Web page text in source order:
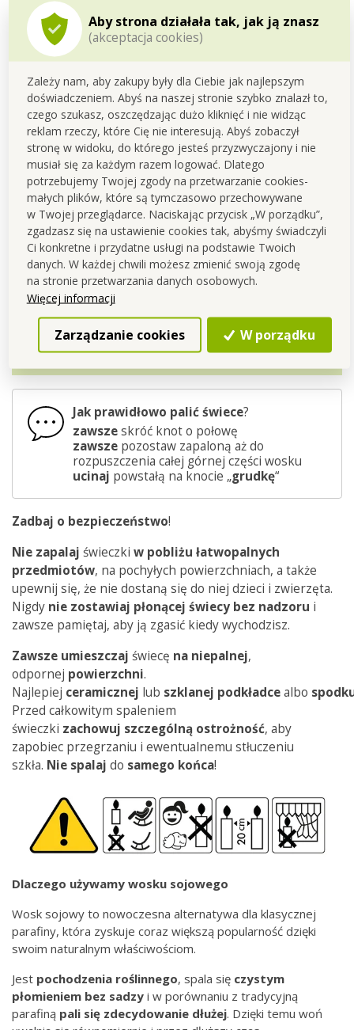
Aby strona działała tak, jak ją znasz
(akceptacja cookies)
Zależy nam, aby zakupy były dla Ciebie jak najlepszym
doświadczeniem. Abyś na naszej stronie szybko znalazł to,
czego szukasz, oszczędzając dużo kliknięć i nie widząc
reklam rzeczy, które Cię nie interesują. Abyś zobaczył
stronę w widoku, do którego jesteś przyzwyczajony i nie
musiał się za każdym razem logować. Dlatego
potrzebujemy Twojej zgody na przetwarzanie cookies-
małych plików, które są tymczasowo przechowywane
w Twojej przeglądarce. Naciskając przycisk „W porządku”,
zgadzasz się na ustawienie cookies tak, abyśmy świadczyli
Ci konkretne i przydatne usługi na podstawie Twoich
danych. W każdej chwili możesz zmienić swoją zgodę
na stronie przetwarzania danych osobowych.
Więcej informacji
Zarządzanie cookies W porządku
SOJOWA EKO świeca ZAPACHOWA
eko sojowy wosk
-ekobawełnianyknot
eko opakowaniez nadającego się do recyklingu szkła z
bambusowym wieczkiem
Czaspalenia do 60 GODZIN
Wymiary: świeca- średnica 8 cm, wysokość 10 cm,
opakowanie (kartonowe pudełko)- 8,5 x 8,5 x 10,5 cm.
Ponieważ jest to produkcja
ręczna, ilość
wyprodukowanych sztuk jest
ograniczona.
Jak prawidłowo palić świece?
zawszeskróć knot o połowę
zawszepozostaw zapaloną aż do
rozpuszczenia całej górnej części wosku
ucinaj powstałą na knocie „grudkę“
Zadbaj o bezpieczeństwo!
Nie zapalaj świeczki w pobliżu łatwopalnych
przedmiotów, na pochyłych powierzchniach, a także
upewnij się, że nie dostaną się do niej dzieci i zwierzęta.
Nigdy nie zostawiaj płonącej świecy bez nadzoru i
zawsze pamiętaj, aby ją zgasić kiedy wychodzisz.
Zawsze umieszczaj świecę na niepalnej,
odpornej powierzchni.
Najlepiej ceramicznej lub szklanej podkładcealbo
Przed całkowitym spaleniem
świeczki zachowuj szczególną ostrożność, aby
zapobiec przegrzaniu i ewentualnemu stłuczeniu
szkła. Nie spalaj do samego końca!
Dlaczego używamy wosku sojowego
Wosk sojowy to nowoczesna alternatywa dla klasycznej
parafiny, która zyskuje coraz większą popularność dzięki
swoim naturalnym właściwościom.
Jest pochodzenia roślinnego, spala się czystym
płomieniem bez sadzy i w porównaniu z tradycyjną
parafiną pali się zdecydowanie dłużej. Dzięki temu woń